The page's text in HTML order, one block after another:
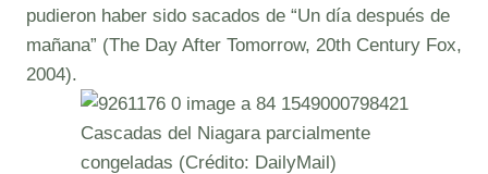
pudieron haber sido sacados de “Un día después de
mañana” (The Day After Tomorrow, 20th Century Fox,
2004).
Cascadas del Niagara parcialmente
congeladas (Crédito: DailyMail)